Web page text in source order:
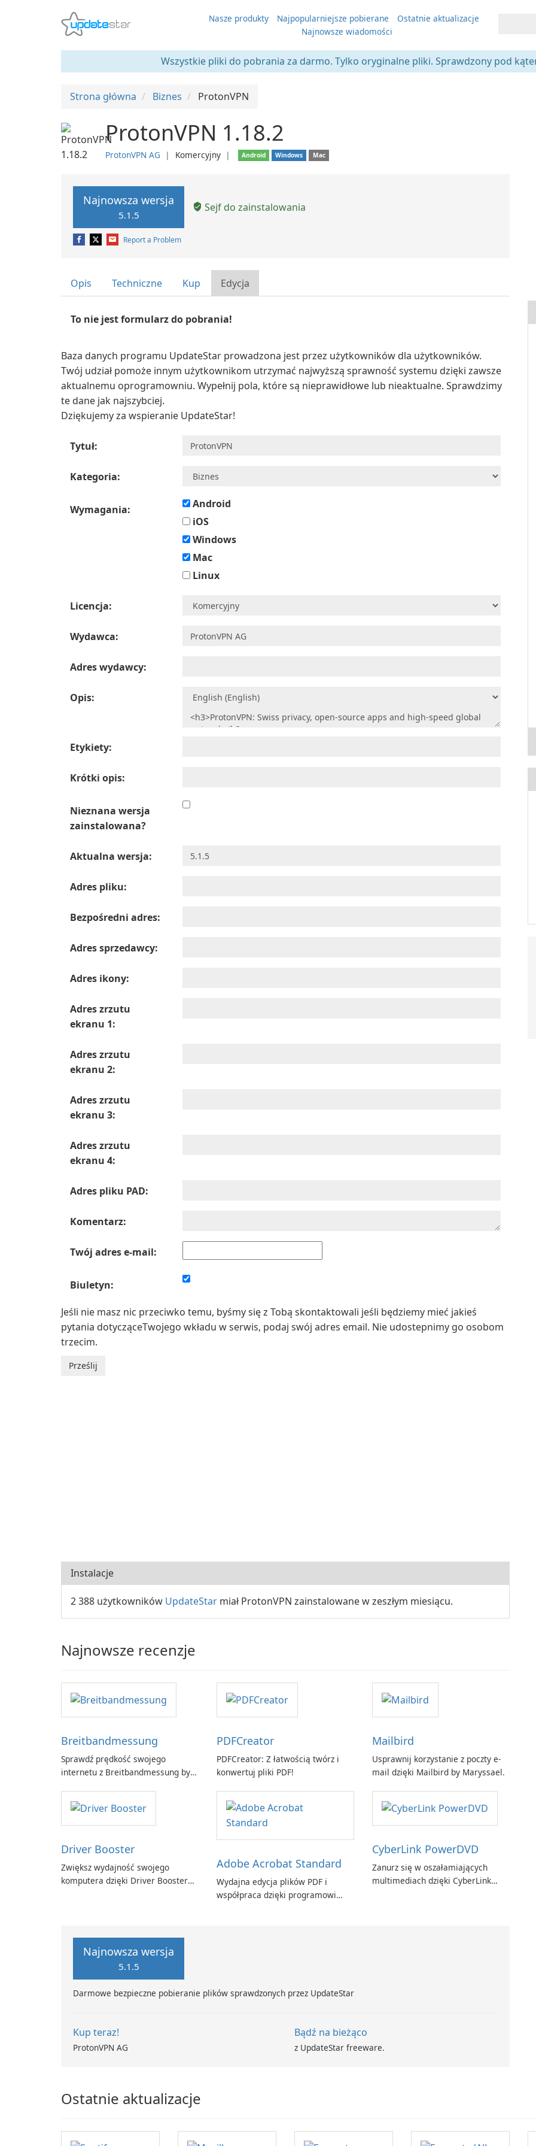
Nasze produkty Najpopularniejsze pobierane
Ostatnie aktualizacje
Najnowsze wiadomości
Wszystkie pliki do pobrania za darmo. Tylko oryginalne pliki. Sprawdzony pod
Strona główna Biznes ProtonVPN
ProtonVPN 1.18.2
ProtonVPN AG ❘ Komercyjny ❘ Android Windows Mac
Najnowsza wersja
5.1.5
Sejf do zainstalowania
Report a Problem
Opis Techniczne Kup Edycja
To nie jest formularz do pobrania!
Baza danych programu UpdateStar prowadzona jest przez użytkowników dla użytkowników.
Twój udział pomoże innym użytkownikom utrzymać najwyższą sprawność systemu dzięki zawsze
aktualnemu oprogramowniu. Wypełnij pola, które są nieprawidłowe lub nieaktualne. Sprawdzimy
te dane jak najszybciej.
Dziękujemy za wspieranie UpdateStar!
Tytuł:
Kategoria:
Wymagania:
Android
iOS
Windows
Mac
Linux
Licencja:
Wydawca:
Adres wydawcy:
Opis:
Etykiety:
Krótki opis:
Nieznana wersja
zainstalowana?
Aktualna wersja:
Adres pliku:
Bezpośredni adres:
Adres sprzedawcy:
Adres ikony:
Adres zrzutu
ekranu 1:
Adres zrzutu
ekranu 2:
Adres zrzutu
ekranu 3:
Adres zrzutu
ekranu 4:
Adres pliku PAD:
Komentarz:
Twój adres e-mail:
Biuletyn:
Jeśli nie masz nic przeciwko temu, byśmy się z Tobą skontaktowali jeśli będziemy mieć jakieś
pytania dotycząceTwojego wkładu w serwis, podaj swój adres email. Nie udostepnimy go osobom
trzecim.
Instalacje
2 388 użytkowników UpdateStar miał ProtonVPN zainstalowane w zeszłym miesiącu.
Najnowsze recenzje
Breitbandmessung
Sprawdź prędkość swojego
internetu z Breitbandmessung by
PDFCreator
PDFCreator: Z łatwością twórz i
konwertuj pliki PDF!
Mailbird
Usprawnij korzystanie z poczty e-
mail dzięki Mailbird by Maryssael.
Driver Booster
Zwiększ wydajność swojego
komputera dzięki Driver Booster
Adobe Acrobat Standard
Wydajna edycja plików PDF i
współpraca dzięki programowi
CyberLink PowerDVD
Zanurz się w oszałamiających
multimediach dzięki CyberLink
Najnowsza wersja
5.1.5
Darmowe bezpieczne pobieranie plików sprawdzonych przez UpdateStar
Kup teraz!
ProtonVPN AG
Bądź na bieżąco
z UpdateStar freeware.
Ostatnie aktualizacje